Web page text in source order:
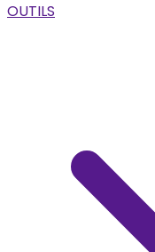
OUTILS